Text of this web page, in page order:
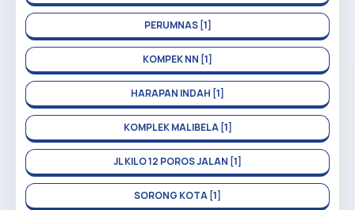
PERUMNAS [1]
KOMPEK NN [1]
HARAPAN INDAH [1]
KOMPLEK MALIBELA [1]
JL KILO 12 POROS JALAN [1]
SORONG KOTA [1]